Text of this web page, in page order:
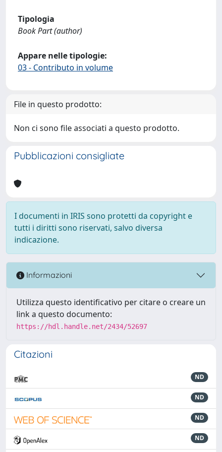
Tipologia
Book Part (author)
Appare nelle tipologie:
03 - Contributo in volume
File in questo prodotto:
Non ci sono file associati a questo prodotto.
Pubblicazioni consigliate
I documenti in IRIS sono protetti da copyright e
tutti i diritti sono riservati, salvo diversa
indicazione.
Informazioni
Utilizza questo identificativo per citare o creare un
link a questo documento:
https://hdl.handle.net/2434/52697
Citazioni
ND
ND
ND
ND